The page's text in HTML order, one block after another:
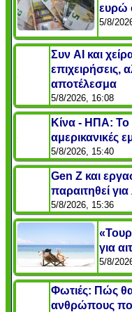
ευρώ
5/8/
Συν AI και
επιχειρήσεις,
αποτέλεσμα
5/8/2026, 16:08
Κίνα - ΗΠΑ: Το
αμερικανικές
5/8/2026, 15:40
Gen Z και
παραιτηθεί
5/8/2026, 15:36
για
5/8/
Φωτιές: Πώς
ανθρώπους